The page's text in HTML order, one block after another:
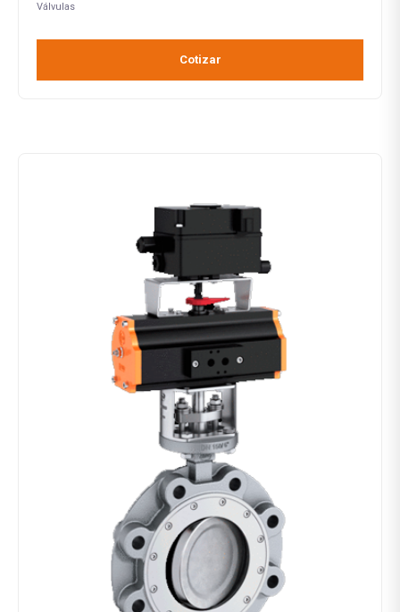
Válvulas
Cotizar